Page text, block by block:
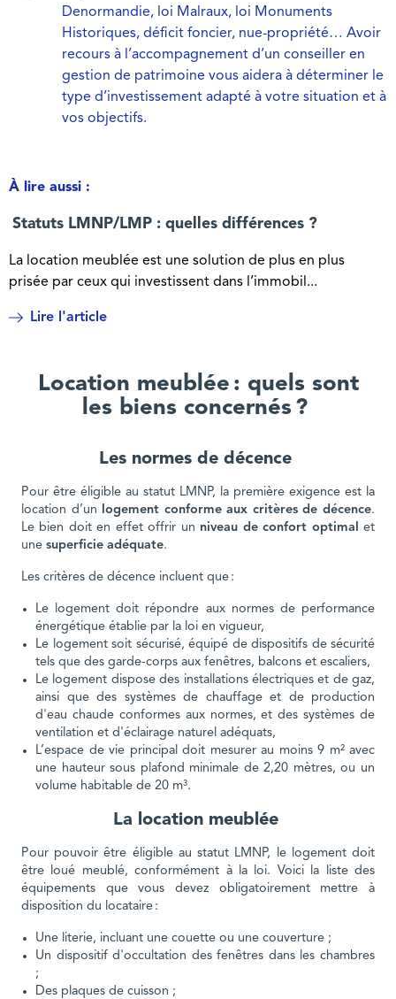
Denormandie, loi Malraux, loi Monuments
Historiques, déficit foncier, nue-propriété… Avoir
recours à l’accompagnement d’un conseiller en
gestion de patrimoine vous aidera à déterminer le
type d’investissement adapté à votre situation et à
vos objectifs.
À lire aussi :
Statuts LMNP/LMP : quelles différences ?
La location meublée est une solution de plus en plus
prisée par ceux qui investissent dans l’immobil...
Lire l'article
Location meublée : quels sont
les biens concernés ?
Les normes de décence
Pour être éligible au statut LMNP, la première exigence est la
location d’un
logement conforme aux critères de décence.
Le bien doit en effet offrir un niveau de confort optimal
et
une superficie adéquate.
Les critères de décence incluent que :
Le logement doit répondre aux normes de performance
énergétique établie par la loi en vigueur,
Le logement soit sécurisé, équipé de dispositifs de sécurité
tels que des garde-corps aux fenêtres, balcons et escaliers,
Le logement dispose des installations électriques et de gaz,
ainsi que des systèmes de chauffage et de production
d'eau chaude conformes aux normes, et des systèmes de
ventilation et d'éclairage naturel adéquats,
L’espace de vie principal doit mesurer au moins 9 m² avec
une hauteur sous plafond minimale de 2,20 mètres, ou un
volume habitable de 20 m³.
La location meublée
Pour pouvoir être éligible au statut LMNP, le logement doit
être loué meublé, conformément à la loi. Voici la liste des
équipements que vous devez obligatoirement mettre à
disposition du locataire :
Une literie, incluant une couette ou une couverture ;
Un dispositif d'occultation des fenêtres dans les chambres
;
Des plaques de cuisson ;